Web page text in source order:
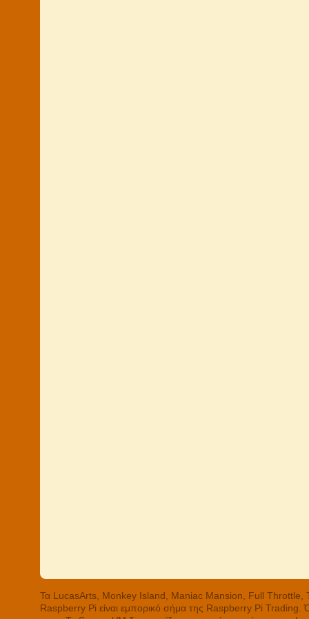
Τα LucasArts, Monkey Island, Maniac Mansion, Full Throttle,
Raspberry Pi είναι εμπορικό σήμα της Raspberry Pi Trading.